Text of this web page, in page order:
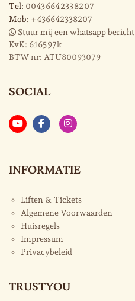
Tel: 0043 664 233 82 07
Mob: +436642338207
Stuur mij een whatsapp bericht
KvK: 616597k
BTW nr: ATU80093079
SOCIAL
INFORMATIE
Liften & Tickets
Algemene Voorwaarden
Huisregels
Impressum
Privacybeleid
TRUSTYOU